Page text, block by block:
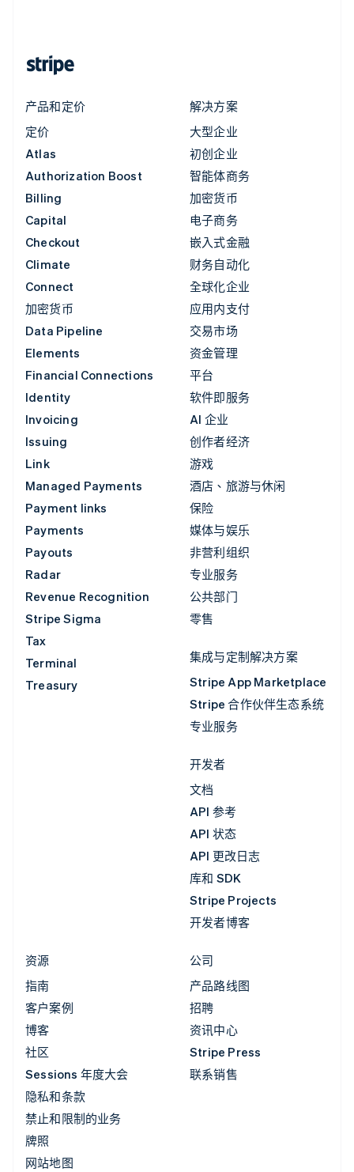
产品和定价
定价
Atlas
Authorization Boost
Billing
Capital
Checkout
Climate
Connect
加密货币
Data Pipeline
Elements
Financial Connections
Identity
Invoicing
Issuing
Link
Managed Payments
Payment links
Payments
Payouts
Radar
Revenue Recognition
Stripe Sigma
Tax
Terminal
Treasury
解决方案
大型企业
初创企业
智能体商务
加密货币
电子商务
嵌入式金融
财务自动化
全球化企业
应用内支付
交易市场
资金管理
平台
软件即服务
AI 企业
创作者经济
游戏
酒店、旅游与休闲
保险
媒体与娱乐
非营利组织
专业服务
公共部门
零售
集成与定制解决方案
Stripe App Marketplace
Stripe 合作伙伴生态系统
专业服务
开发者
文档
API 参考
API 状态
API 更改日志
库和 SDK
Stripe Projects
开发者博客
资源
指南
客户案例
博客
社区
Sessions 年度大会
隐私和条款
禁止和限制的业务
牌照
网站地图
公司
产品路线图
招聘
资讯中心
Stripe Press
联系销售